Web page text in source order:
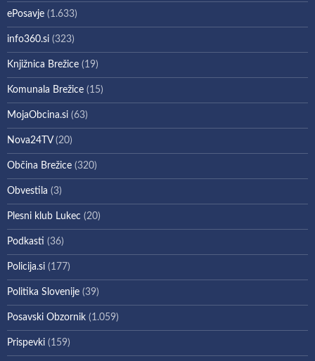
ePosavje (1.633)
info360.si (323)
Knjižnica Brežice (19)
Komunala Brežice (15)
MojaObcina.si (63)
Nova24TV(20)
Občina Brežice (320)
Obvestila (3)
Plesni klub Lukec (20)
Podkasti (36)
Policija.si (177)
Politika Slovenije (39)
Posavski Obzornik (1.059)
Prispevki (159)